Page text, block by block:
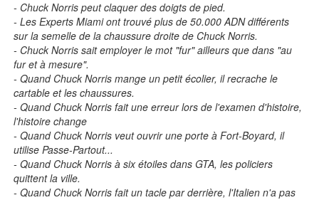
- Chuck Norris peut claquer des doigts de pied.
- Les Experts Miami ont trouvé plus de 50.000 ADN différents
sur la semelle de la chaussure droite de Chuck Norris.
- Chuck Norris sait employer le mot "fur" ailleurs que dans "au
fur et à mesure".
- Quand Chuck Norris mange un petit écolier, il recrache le
cartable et les chaussures.
- Quand Chuck Norris fait une erreur lors de l'examen d'histoire,
l'histoire change
- Quand Chuck Norris veut ouvrir une porte à Fort-Boyard, il
utilise Passe-Partout...
- Quand Chuck Norris à six étoiles dans GTA, les policiers
quittent la ville.
- Quand Chuck Norris fait un tacle par derrière, l'Italien n'a pas